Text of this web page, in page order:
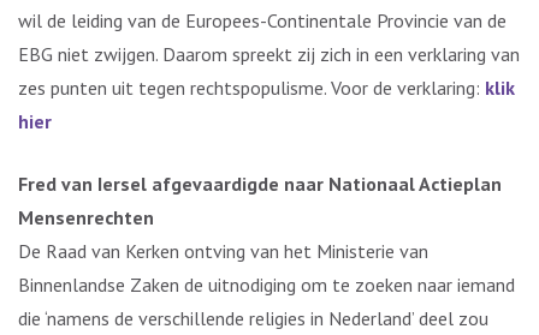
wil de leiding van de Europees-Continentale Provincie van de
EBG niet zwijgen. Daarom spreekt zij zich in een verklaring van
zes punten uit tegen rechtspopulisme. Voor de verklaring: klik
hier
Fred van Iersel afgevaardigde naar Nationaal Actieplan
Mensenrechten
De Raad van Kerken ontving van het Ministerie van
Binnenlandse Zaken de uitnodiging om te zoeken naar iemand
die ‘namens de verschillende religies in Nederland’ deel zou